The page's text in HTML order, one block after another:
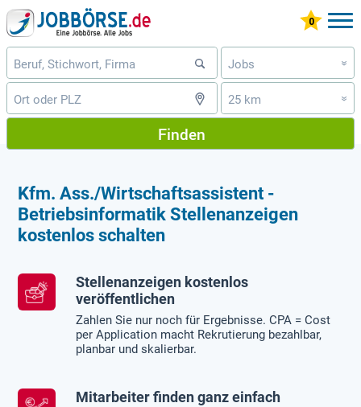
Jobs »
25 km »
Finden
Kfm. Ass./Wirtschaftsassistent -
Betriebsinformatik Stellenanzeigen
kostenlos schalten
Stellenanzeigen kostenlos
veröffentlichen
Zahlen Sie nur noch für Ergebnisse. CPA = Cost
per Application macht Rekrutierung bezahlbar,
planbar und skalierbar.
Mitarbeiter finden ganz einfach